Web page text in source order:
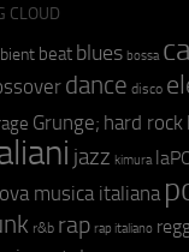
CLOUD
beat blues bossa
dance disco
Grunge; hard rock
jazz kimura
musica italiana
r&b rap rap italiano